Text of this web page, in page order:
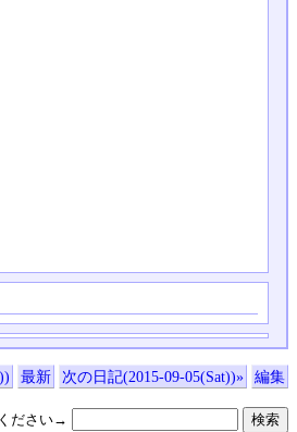
最新 次の日記(2015-09-05(Sat))» 編集
ださい→